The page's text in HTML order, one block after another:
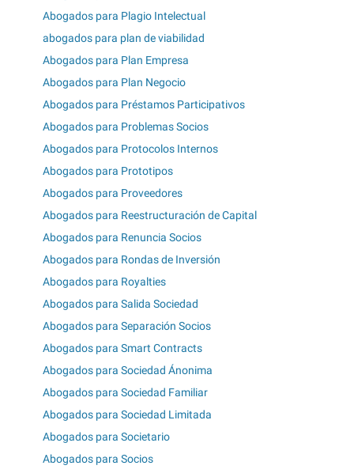
Abogados para Plagio Intelectual
abogados para plan de viabilidad
Abogados para Plan Empresa
Abogados para Plan Negocio
Abogados para Préstamos Participativos
Abogados para Problemas Socios
Abogados para Protocolos Internos
Abogados para Prototipos
Abogados para Proveedores
Abogados para Reestructuración de Capital
Abogados para Renuncia Socios
Abogados para Rondas de Inversión
Abogados para Royalties
Abogados para Salida Sociedad
Abogados para Separación Socios
Abogados para Smart Contracts
Abogados para Sociedad Ánonima
Abogados para Sociedad Familiar
Abogados para Sociedad Limitada
Abogados para Societario
Abogados para Socios